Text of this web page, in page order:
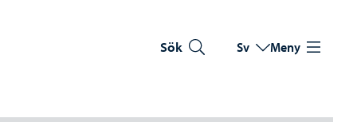
Sök Byt språk
Nuvarande språk:
Sv Meny